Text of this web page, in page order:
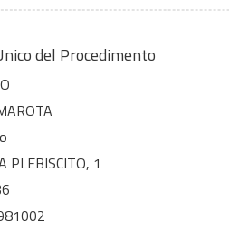
del Procedimento
PLEBISCITO, 1